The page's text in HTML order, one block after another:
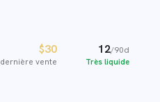
$30
dernière vente
12/90d
Très liquide